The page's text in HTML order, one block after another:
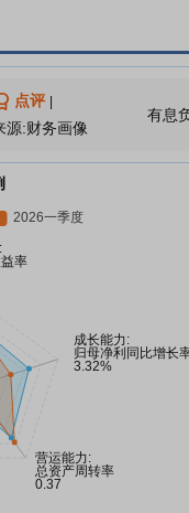
点评
源:财务画像
有息